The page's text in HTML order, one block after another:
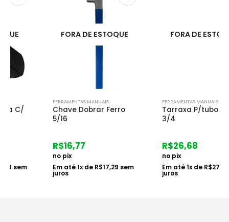
FORA DE ESTOQUE
FERRAMENTAS MANUAIS
Chave Dobrar Ferro
Em até
x deR$17,29sem
FORA DE ESTOQUE
FERRAMENTAS MANUAIS
Tarraxa P/tubo Pvc
26,68
Em até
x deR$27,50sem